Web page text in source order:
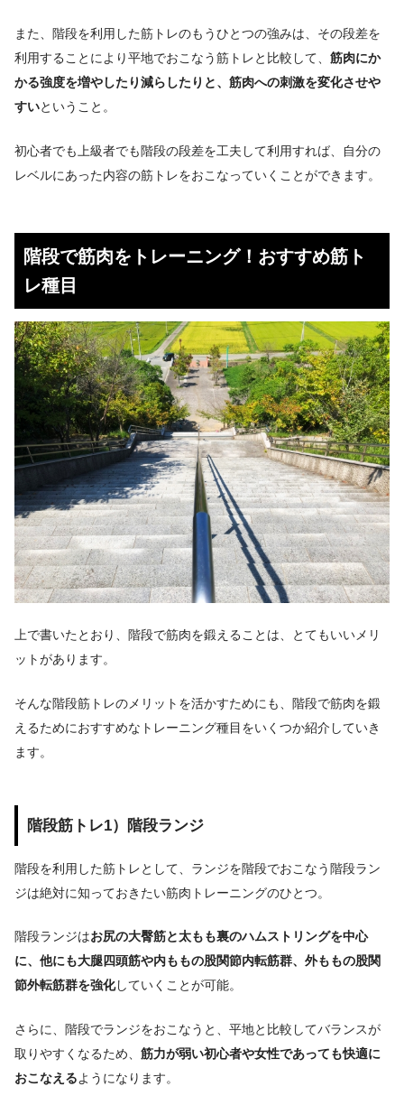
また、階段を利用した筋トレのもうひとつの強みは、その段差を
利用することにより平地でおこなう筋トレと比較して、 筋肉にか
かる強度を増やしたり減らしたりと、筋肉への刺激を変化させや
すいということ。
初心者でも上級者でも階段の段差を工夫して利用すれば、自分の
レベルにあった内容の筋トレをおこなっていくことができます。
階段で筋肉をトレーニング！おすすめ筋ト
レ種目
上で書いたとおり、階段で筋肉を鍛えることは、とてもいいメリ
ットがあります。
そんな階段筋トレのメリットを活かすためにも、階段で筋肉を鍛
えるためにおすすめなトレーニング種目をいくつか紹介していき
ます。
階段筋トレ1）階段ランジ
階段を利用した筋トレとして、ランジを階段でおこなう階段ラン
ジは絶対に知っておきたい筋肉トレーニングのひとつ。
階段ランジはお尻の大臀筋と太もも裏のハムストリングを中心
に、他にも大腿四頭筋や内ももの股関節内転筋群、外ももの股関
節外転筋群を強化していくことが可能。
さらに、階段でランジをおこなうと、平地と比較してバランスが
取りやすくなるため、 筋力が弱い初心者や女性であっても快適に
おこなえるようになります。